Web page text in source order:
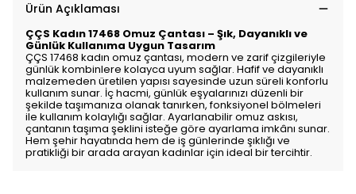
Ürün Açıklaması
ÇÇS Kadın 17468 Omuz Çantası – Şık, Dayanıklı ve
Günlük Kullanıma Uygun Tasarım
ÇÇS 17468 kadın omuz çantası, modern ve zarif çizgileriyle
günlük kombinlere kolayca uyum sağlar. Hafif ve dayanıklı
malzemeden üretilen yapısı sayesinde uzun süreli konforlu
kullanım sunar. İç hacmi, günlük eşyalarınızı düzenli bir
şekilde taşımanıza olanak tanırken, fonksiyonel bölmeleri
ile kullanım kolaylığı sağlar. Ayarlanabilir omuz askısı,
çantanın taşıma şeklini isteğe göre ayarlama imkânı sunar.
Hem şehir hayatında hem de iş günlerinde şıklığı ve
pratikliği bir arada arayan kadınlar için ideal bir tercihtir.